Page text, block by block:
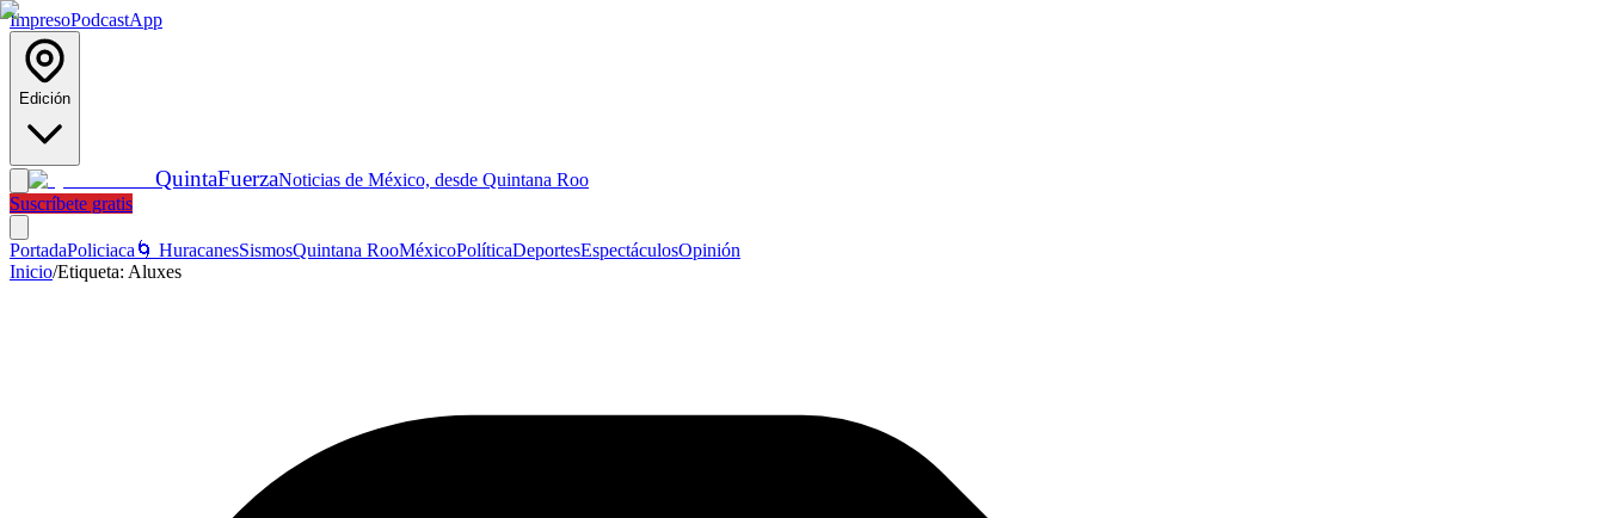
ImpresoPodcastApp
Edición
QuintaFuerzaNoticias de México, desde Quintana Roo
Suscríbete gratis
PortadaPoliciaca 🌀 HuracanesSismosQuintana RooMéxicoPolíticaDeportesEspectáculosOpinión
Inicio/Etiqueta: Aluxes